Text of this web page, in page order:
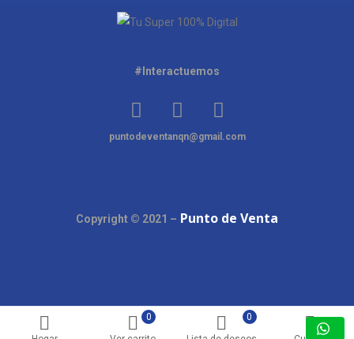
0
0
#Interactuemos
puntodeventanqn@gmail.com
Copyright © 2021 – Punto de Venta